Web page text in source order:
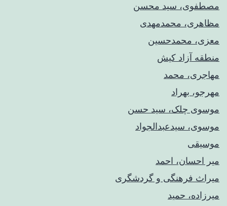
مصطفوی، سید محسن
مظاهری، محمدمهدی
معزی، محمدحسین
منطقه آزاد کیش
مهاجری، محمد
مهرجو، بهراد
موسوی چلک، سید حسن
موسوی، سیدعبدالجواد
موسیقی
میر احسان، احمد
میراث فرهنگی و گردشگری
میرزاده، حمید